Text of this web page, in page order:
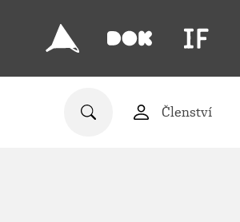
Členství